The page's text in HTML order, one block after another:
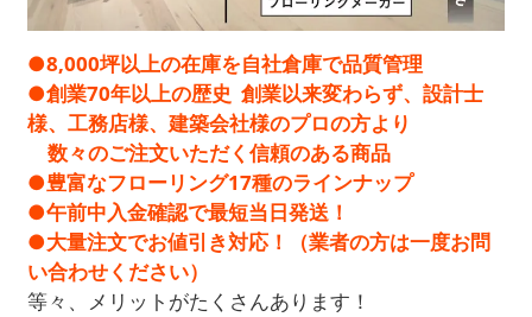
●8,000坪以上の在庫を自社倉庫で品質管理
●創業70年以上の歴史 創業以来変わらず、設計士
様、工務店様、建築会社様のプロの方より
数々のご注文いただく信頼のある商品
●豊富なフローリング17種のラインナップ
●午前中入金確認で最短当日発送！ ​ ​​​​​​
●大量注文でお値引き対応！（業者の方は一度お問
い合わせください）
等々、メリットがたくさんあります！